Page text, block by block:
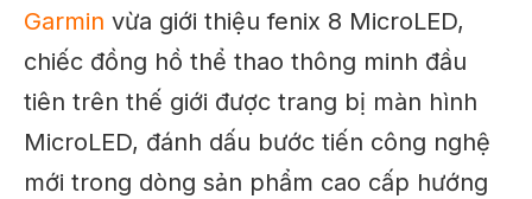
Garmin vừa giới thiệu fenix 8 MicroLED,
chiếc đồng hồ thể thao thông minh đầu
tiên trên thế giới được trang bị màn hình
MicroLED, đánh dấu bước tiến công nghệ
mới trong dòng sản phẩm cao cấp hướng